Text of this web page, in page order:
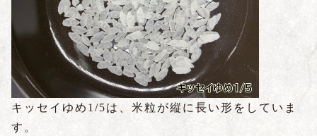
キッセイゆめ1/5は、米粒が縦に長い形をしていま
す。